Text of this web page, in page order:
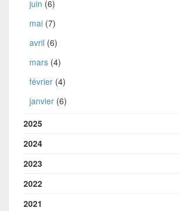
juin (6)
mai (7)
avril (6)
mars (4)
février (4)
janvier (6)
2025
2024
2023
2022
2021